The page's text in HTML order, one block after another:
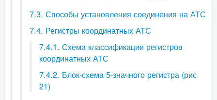
7.3. Способы установления соединения на АТС
7.4. Регистры координатных АТС
7.4.1. Схема классификации регистров
координатных АТС
7.4.2. Блок-схема 5-значного регистра (рис
21)